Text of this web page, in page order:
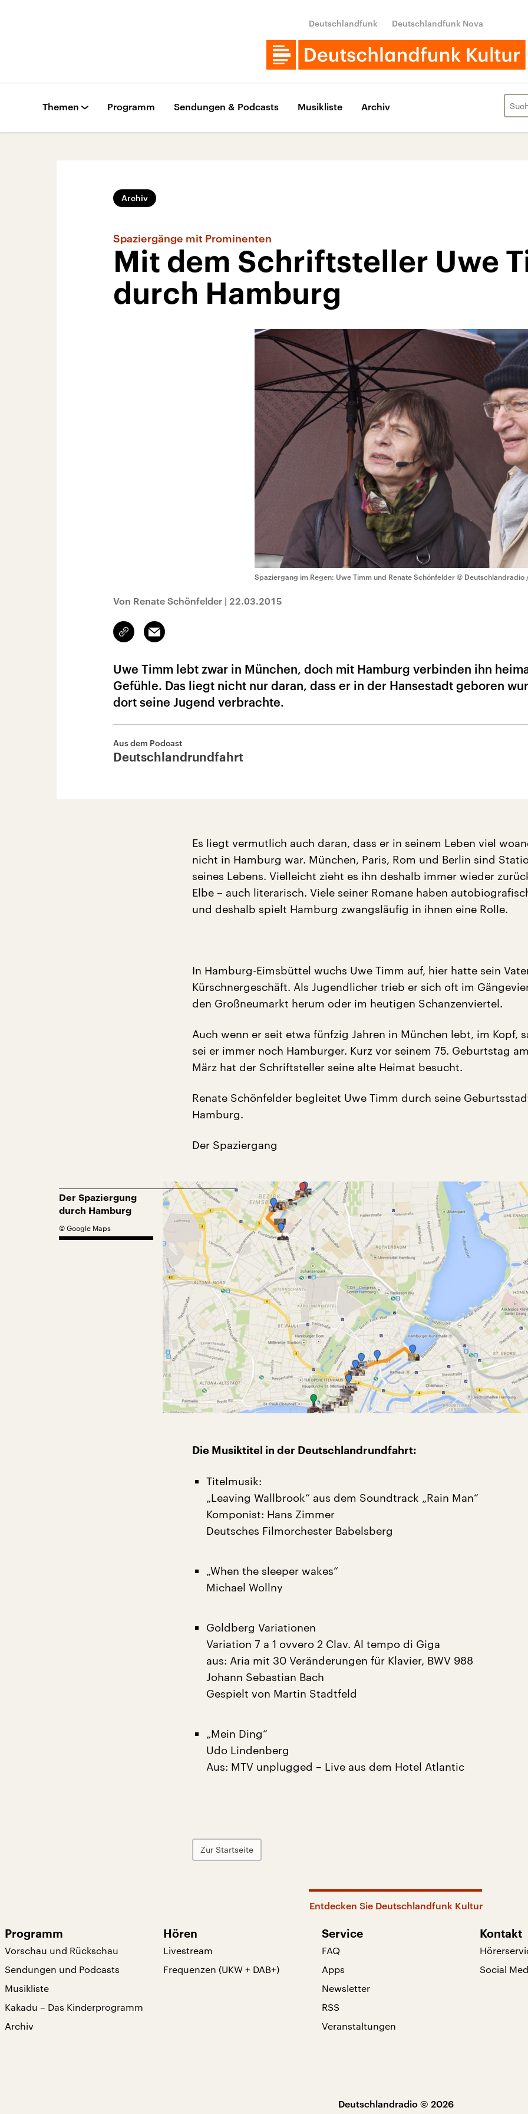
Deutschlandfunk Deutschlandfunk Nova
Themen Programm Sendungen & Podcasts Musikliste Archiv
Archiv
Spaziergänge mit Prominenten
Mit dem Schriftsteller Uwe
durch Hamburg
Spaziergang im Regen: Uwe Timm und Renate Schönfelder © Deutschlandradio
Von Renate Schönfelder | 22.03.2015
Link
kopieren/teilen
Email
Uwe Timm lebt zwar in München, doch mit Hamburg verbinden ihn
Gefühle. Das liegt nicht nur daran, dass er in der Hansestadt geboren
dort seine Jugend verbrachte.
Aus dem Podcast
Deutschlandrundfahrt
Es liegt vermutlich auch daran, dass er in seinem Leben viel
nicht in Hamburg war. München, Paris, Rom und Berlin sind
seines Lebens. Vielleicht zieht es ihn deshalb immer wieder
Elbe – auch literarisch. Viele seiner Romane haben
und deshalb spielt Hamburg zwangsläufig in ihnen eine Rolle.
In Hamburg-Eimsbüttel wuchs Uwe Timm auf, hier hatte sein
Kürschnergeschäft. Als Jugendlicher trieb er sich oft im
den Großneumarkt herum oder im heutigen Schanzenviertel.
Auch wenn er seit etwa fünfzig Jahren in München lebt, im Kopf,
sei er immer noch Hamburger. Kurz vor seinem 75. Geburtstag
März hat der Schriftsteller seine alte Heimat besucht.
Renate Schönfelder begleitet Uwe Timm durch seine
Hamburg.
Der Spaziergang
Der Spaziergung
durch Hamburg
© Google Maps
Die Musiktitel in der Deutschlandrundfahrt:
Titelmusik:
„Leaving Wallbrook“ aus dem Soundtrack „Rain Man“
Komponist: Hans Zimmer
Deutsches Filmorchester Babelsberg
„When the sleeper wakes“
Michael Wollny
Goldberg Variationen
Variation 7 a 1 ovvero 2 Clav. Al tempo di Giga
aus: Aria mit 30 Veränderungen für Klavier, BWV 988
Johann Sebastian Bach
Gespielt von Martin Stadtfeld
„Mein Ding“
Udo Lindenberg
Aus: MTV unplugged – Live aus dem Hotel Atlantic
Zur Startseite
Entdecken Sie Deutschlandfunk Kultur
Programm
Vorschau und Rückschau
Sendungen und Podcasts
Musikliste
Kakadu – Das Kinderprogramm
Archiv
Hören
Livestream
Frequenzen (UKW + DAB+)
Service
FAQ
Apps
Newsletter
RSS
Veranstaltungen
Kontakt
Social
Deutschlandradio © 2026